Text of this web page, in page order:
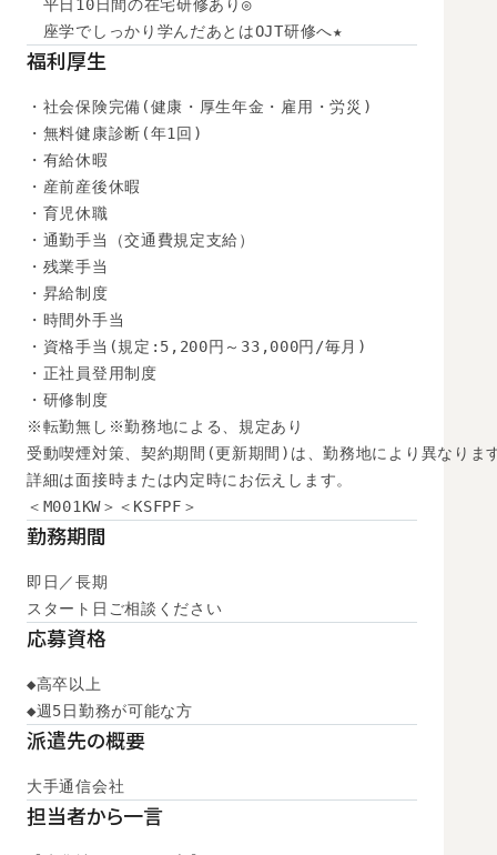
平日10日間の在宅研修あり◎
座学でしっかり学んだあとはOJT研修へ★
福利厚生
・社会保険完備(健康・厚生年金・雇用・労災)
・無料健康診断(年1回)
・有給休暇
・産前産後休暇
・育児休職
・通勤手当（交通費規定支給）
・残業手当
・昇給制度
・時間外手当
・資格手当(規定:5,200円～33,000円/毎月)
・正社員登用制度
・研修制度
※転勤無し※勤務地による、規定あり
受動喫煙対策、契約期間(更新期間)は、勤務地により異なりま
詳細は面接時または内定時にお伝えします。
＜M001KW＞＜KSFPF＞
勤務期間
即日／長期
スタート日ご相談ください
応募資格
◆高卒以上
◆週5日勤務が可能な方
派遣先の概要
大手通信会社
担当者から一言